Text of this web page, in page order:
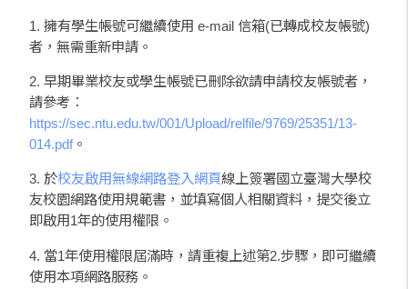
1. 擁有學生帳號可繼續使用 e-mail 信箱(已轉成校友帳號)
者，無需重新申請。
2. 早期畢業校友或學生帳號已刪除欲請申請校友帳號者，
請參考：
https://sec.ntu.edu.tw/001/Upload/relfile/9769/25351/13-
014.pdf。
3. 於校友啟用無線網路登入網頁線上簽署國立臺灣大學校
友校園網路使用規範書，並填寫個人相關資料，提交後立
即啟用1年的使用權限。
4. 當1年使用權限屆滿時，請重複上述第2.步驟，即可繼續
使用本項網路服務。